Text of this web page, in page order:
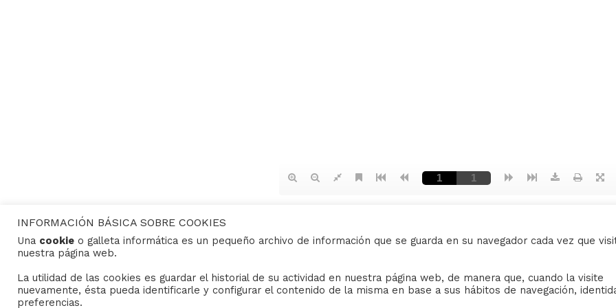
CONTACTO
Consejo General de Hermandades y Cofradías de la ciudad de Sevilla
AVISO LEGAL
INFORMACIÓN BÁSICA SOBRE COOKIES
Una cookie o galleta informática es un pequeño archivo de información que se guarda en su navegador cada vez que
nuestra página web.
La utilidad de las cookies es guardar el historial de su actividad en nuestra página web, de manera que, cuando la visite
nuevamente, ésta pueda identificarle y configurar el contenido de la misma en base a sus hábitos de navegación,
preferencias.